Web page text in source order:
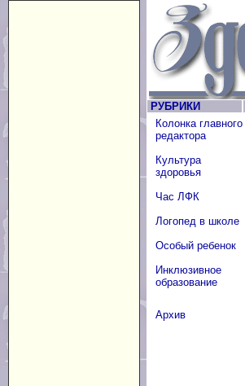
РУБРИКИ
Колонка главного
редактора
Культура
здоровья
Час ЛФК
Логопед в школе
Особый ребенок
Инклюзивное
образование
Архив